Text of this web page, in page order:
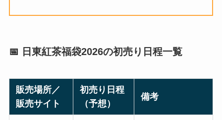
📅 日東紅茶福袋2026の初売り日程一覧
販売場所／
販売サイト
初売り日程
（予想）
備考